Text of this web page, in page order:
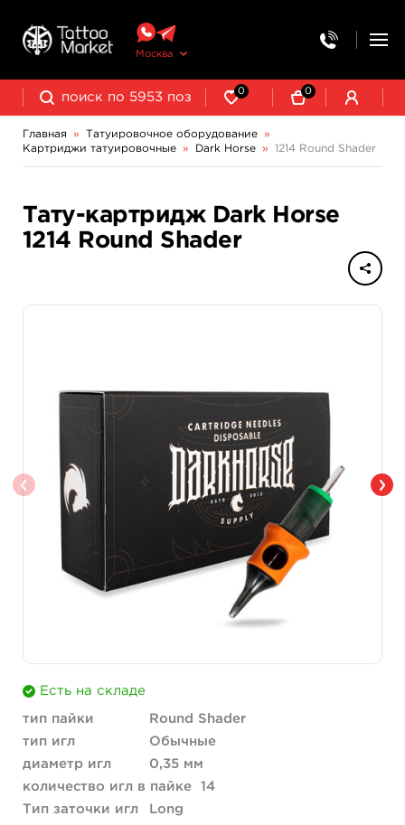
Москва
0 0
Главная » Татуировочное оборудование
»
Картриджи татуировочные
» Dark Horse » 1214 Round Shader
Тату-картридж Dark Horse
1214 Round Shader
Есть на складе
тип пайки
Round Shader
тип игл
Обычные
диаметр игл
0,35 мм
количество игл в пайке
14
Тип заточки игл
Long